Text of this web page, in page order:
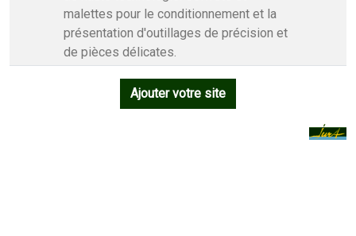
malettes pour le conditionnement et la
présentation d'outillages de précision et
de pièces délicates.
Ajouter votre site